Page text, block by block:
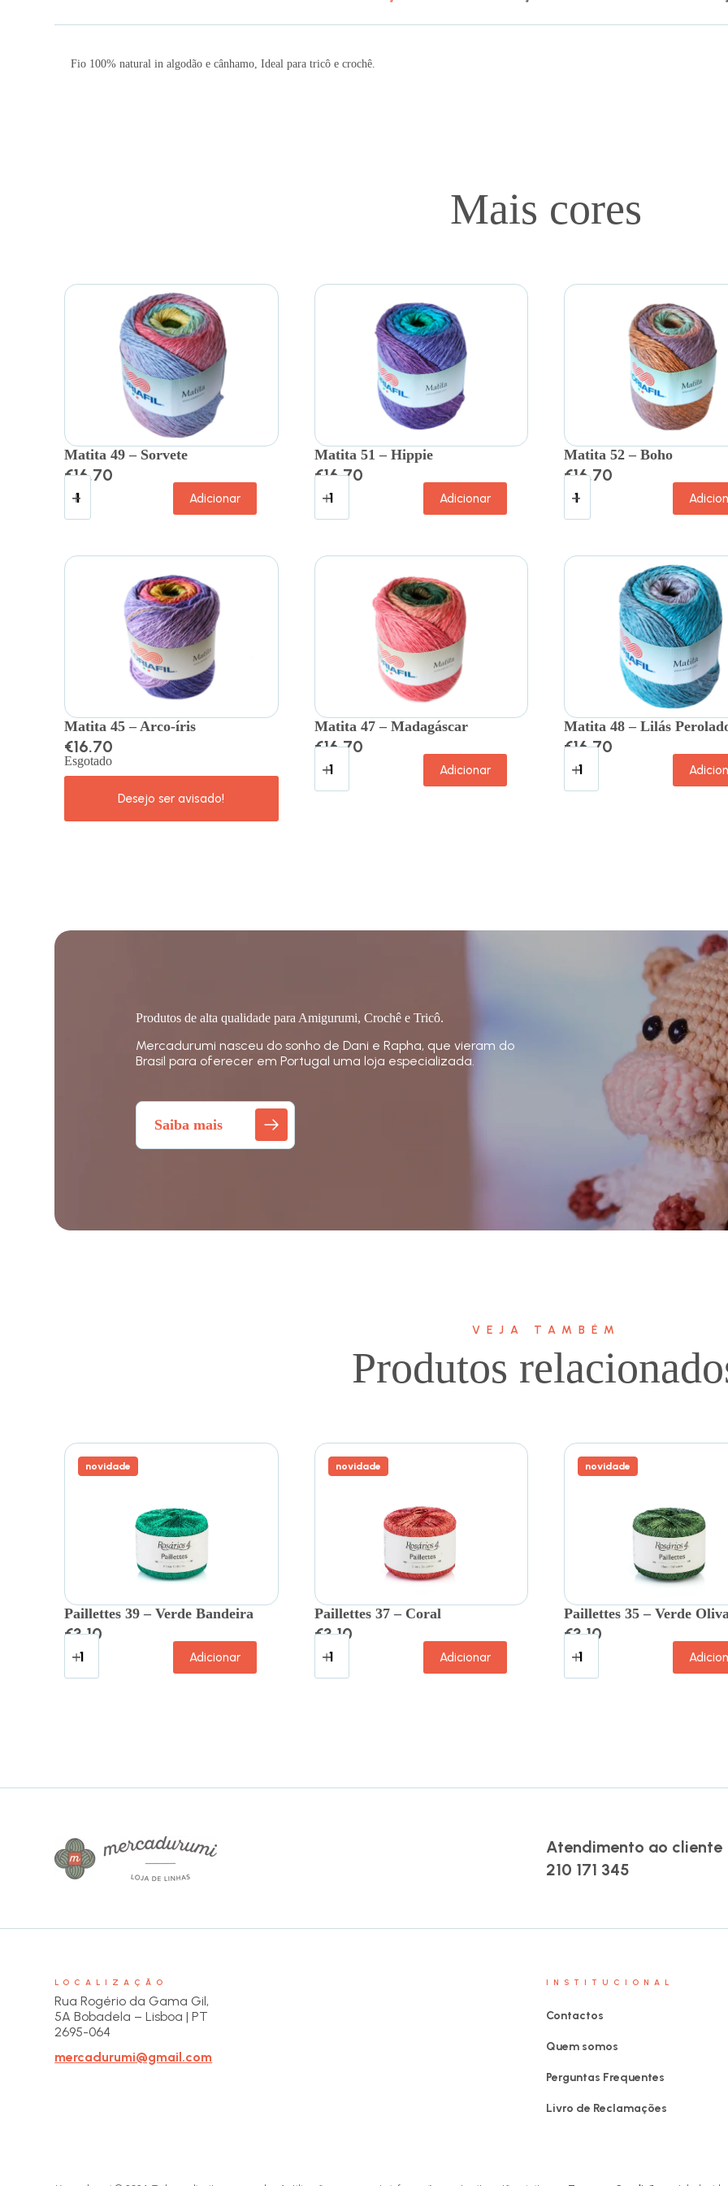
Fio 100% natural in algodão e cânhamo, Ideal para tricô e crochê.
Mais cores
Matita 49 – Sorvete
€16.70
Adicionar
Matita 51 – Hippie
€16.70
Adicionar
Matita 52 – Boho
€16.70
Matita 45 – Arco-íris
€16.70
Esgotado
Matita 47 – Madagáscar
€16.70
Adicionar
Matita 48 – Lilás
€16.70
Produtos de alta qualidade para Amigurumi, Crochê e Tricô.
Mercadurumi nasceu do sonho de Dani e Rapha, que vieram do
Brasil para oferecer em Portugal uma loja especializada.
Saiba mais
VEJA TAMBÉM
Produtos
novidade
Paillettes 39 – Verde Bandeira
€3.10
Adicionar
novidade
Paillettes 37 – Coral
€3.10
Adicionar
novidade
Paillettes 35 – Verde
€3.10
Atendimento ao cliente
210 171 345
LOCALIZAÇÃO
Rua Rogério da Gama Gil,
5A Bobadela – Lisboa | PT
2695-064
mercadurumi@gmail.com
INSTITUCIONAL
Contactos
Quem somos
Perguntas Frequentes
Livro de Reclamações